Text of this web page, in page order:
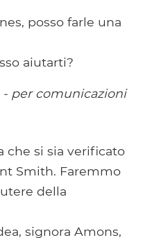
posso farle una
aiutarti?
per comunicazioni
che si sia verificato
Smith. Faremmo
della
signora Amons,